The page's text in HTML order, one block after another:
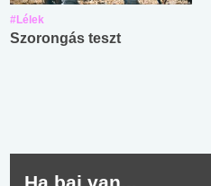
#Lélek
Szorongás teszt
Ha baj van...